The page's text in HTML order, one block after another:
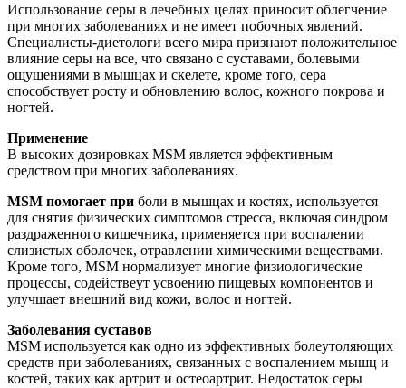
Использование серы в лечебных целях приносит облегчение
при многих заболеваниях и не имеет побочных явлений.
Специалисты-диетологи всего мира признают положительное
влияние серы на все, что связано с суставами, болевыми
ощущениями в мышцах и скелете, кроме того, сера
способствует росту и обновлению волос, кожного покрова и
ногтей.
Применение
В высоких дозировках MSM является эффективным
средством при многих заболеваниях.
MSM помогает при боли в мышцах и костях, используется
для снятия физических симптомов стресса, включая синдром
раздраженного кишечника, применяется при воспалении
слизистых оболочек, отравлении химическими веществами.
Кроме того, MSM нормализует многие физиологические
процессы, содействеут усвоению пищевых компонентов и
улучшает внешний вид кожи, волос и ногтей.
Заболевания суставов
MSM используется как одно из эффективных болеутоляющих
средств при заболеваниях, связанных с воспалением мышц и
костей, таких как артрит и остеоартрит. Недостаток серы